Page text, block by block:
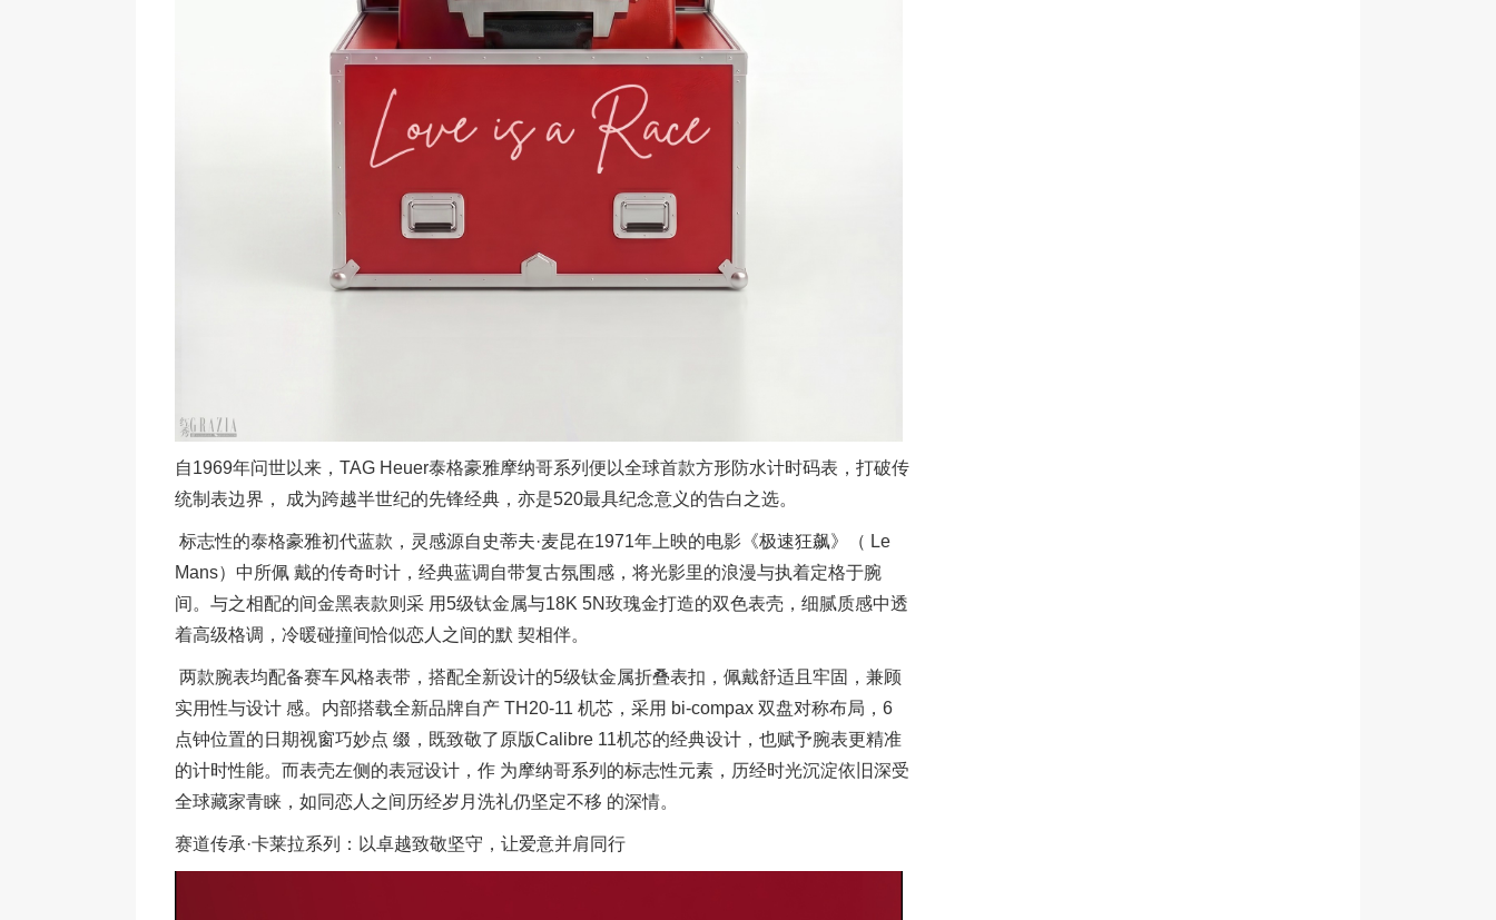
自1969年问世以来，TAG Heuer泰格豪雅摩纳哥系列便以全球首款方形防水计时码表，打破传
统制表边界， 成为跨越半世纪的先锋经典，亦是520最具纪念意义的告白之选。
标志性的泰格豪雅初代蓝款，灵感源自史蒂夫·麦昆在1971年上映的电影《极速狂飙》（ Le
Mans）中所佩 戴的传奇时计，经典蓝调自带复古氛围感，将光影里的浪漫与执着定格于腕
间。与之相配的间金黑表款则采 用5级钛金属与18K 5N玫瑰金打造的双色表壳，细腻质感中透
着高级格调，冷暖碰撞间恰似恋人之间的默 契相伴。
两款腕表均配备赛车风格表带，搭配全新设计的5级钛金属折叠表扣，佩戴舒适且牢固，兼顾
实用性与设计 感。内部搭载全新品牌自产 TH20-11 机芯，采用 bi-compax 双盘对称布局，6
点钟位置的日期视窗巧妙点 缀，既致敬了原版Calibre 11机芯的经典设计，也赋予腕表更精准
的计时性能。而表壳左侧的表冠设计，作 为摩纳哥系列的标志性元素，历经时光沉淀依旧深受
全球藏家青睐，如同恋人之间历经岁月洗礼仍坚定不移 的深情。
赛道传承·卡莱拉系列：以卓越致敬坚守，让爱意并肩同行